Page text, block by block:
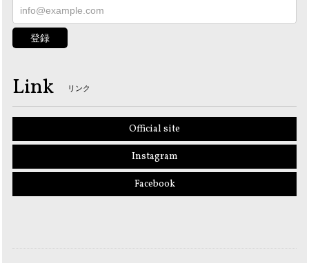
登録
Link リンク
Official site
Instagram
Facebook